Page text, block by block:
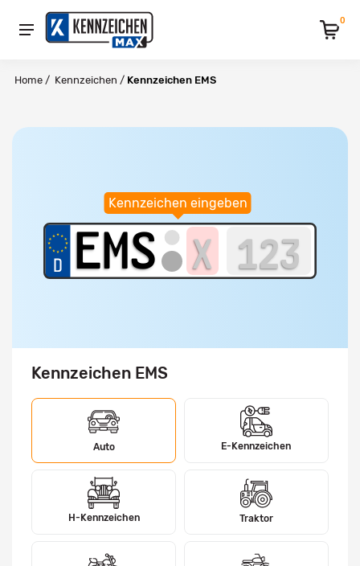
0
Home / Kennzeichen / Kennzeichen EMS
Kennzeichen eingeben
Kennzeichen EMS
Auto E-Kennzeichen
H-Kennzeichen Traktor